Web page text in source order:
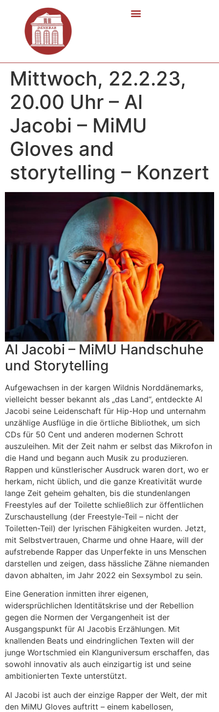
Mittwoch, 22.2.23,
20.00 Uhr – Al
Jacobi – MiMU
Gloves and
storytelling – Konzert
Al Jacobi – MiMU Handschuhe
und Storytelling
Aufgewachsen in der kargen Wildnis Norddänemarks,
vielleicht besser bekannt als „das Land“, entdeckte Al
Jacobi seine Leidenschaft für Hip-Hop und unternahm
unzählige Ausflüge in die örtliche Bibliothek, um sich
CDs für 50 Cent und anderen modernen Schrott
auszuleihen. Mit der Zeit nahm er selbst das Mikrofon in
die Hand und begann auch Musik zu produzieren.
Rappen und künstlerischer Ausdruck waren dort, wo er
herkam, nicht üblich, und die ganze Kreativität wurde
lange Zeit geheim gehalten, bis die stundenlangen
Freestyles auf der Toilette schließlich zur öffentlichen
Zurschaustellung (der Freestyle-Teil – nicht der
Toiletten-Teil) der lyrischen Fähigkeiten wurden. Jetzt,
mit Selbstvertrauen, Charme und ohne Haare, will der
aufstrebende Rapper das Unperfekte in uns Menschen
darstellen und zeigen, dass hässliche Zähne niemanden
davon abhalten, im Jahr 2022 ein Sexsymbol zu sein.
Eine Generation inmitten ihrer eigenen,
widersprüchlichen Identitätskrise und der Rebellion
gegen die Normen der Vergangenheit ist der
Ausgangspunkt für Al Jacobis Erzählungen. Mit
knallenden Beats und eindringlichen Texten will der
junge Wortschmied ein Klanguniversum erschaffen, das
sowohl innovativ als auch einzigartig ist und seine
ambitionierten Texte unterstützt.
Al Jacobi ist auch der einzige Rapper der Welt, der mit
den MiMU Gloves auftritt – einem kabellosen,